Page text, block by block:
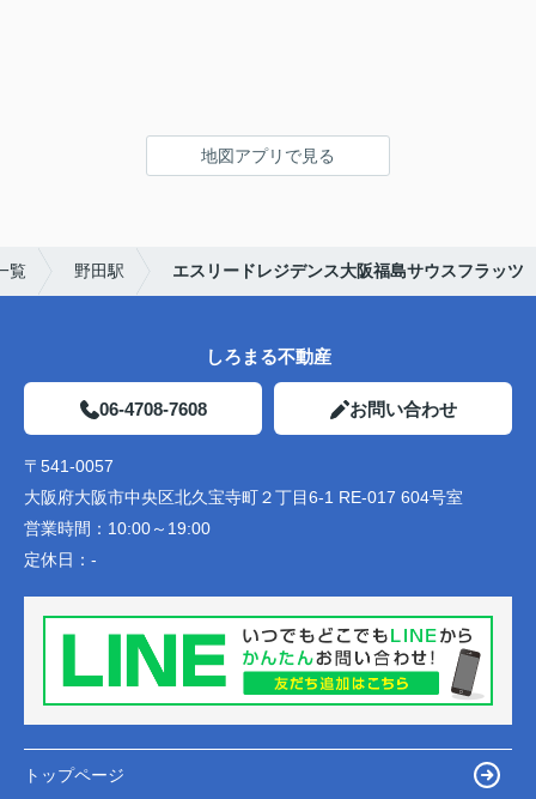
地図アプリで見る
覧 野田駅 エスリードレジデンス大阪福島サウスフラッツ
しろまる不動産
06-4708-7608 お問い合わせ
〒541-0057
大阪府大阪市中央区北久宝寺町２丁目6-1 RE-017 604号室
営業時間： 10:00～19:00
定休日： -
トップページ